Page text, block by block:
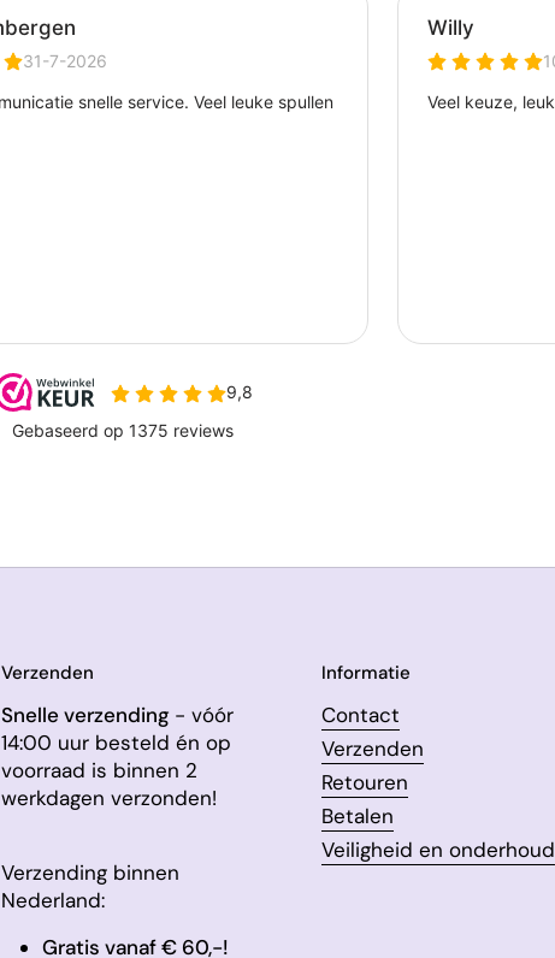
Verzenden
Snelle verzending - vóór
14:00 uur besteld én op
voorraad is binnen 2
werkdagen verzonden!
Verzending binnen
Nederland:
Gratis vanaf € 60,-!
Informatie
Contact
Verzenden
Retouren
Betalen
Veiligheid en onderhoud